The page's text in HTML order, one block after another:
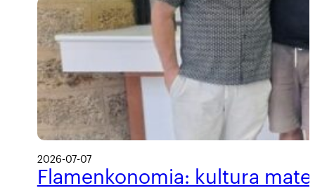
2026-07-07
Flamenkonomia: kultura